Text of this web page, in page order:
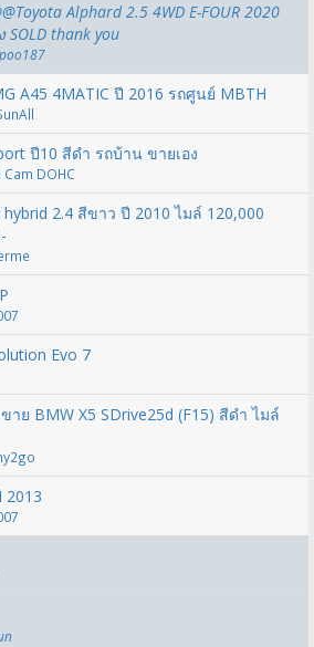
Alphard 2.5 4WD E-FOUR 2020
SOLD thank you
A45 4MATIC ปี 2016 รถศูนย์ MBTH
ปี10 สีดำ รถบ้าน ขายเอง
Cam DOHC
2.4 สีขาว ปี 2010 ไมล์ 120,000
Evo 7
าย BMW X5 SDrive25d (F15) สีดำ ไมล์
2013